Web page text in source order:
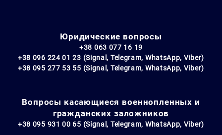
Юридические вопросы
+38 063 077 16 19
+38 096 224 01 23 (Signal, Telegram, WhatsApp, Viber)
+38 095 277 53 55 (Signal, Telegram, WhatsApp, Viber)
Вопросы касающиеся военнопленных и
гражданских заложников
+38 095 931 00 65 (Signal, Telegram, WhatsApp, Viber)